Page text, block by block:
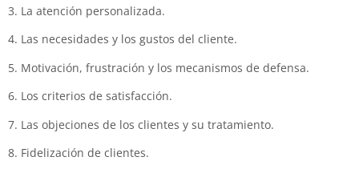
3. La atención personalizada.
4. Las necesidades y los gustos del cliente.
5. Motivación, frustración y los mecanismos de defensa.
6. Los criterios de satisfacción.
7. Las objeciones de los clientes y su tratamiento.
8. Fidelización de clientes.